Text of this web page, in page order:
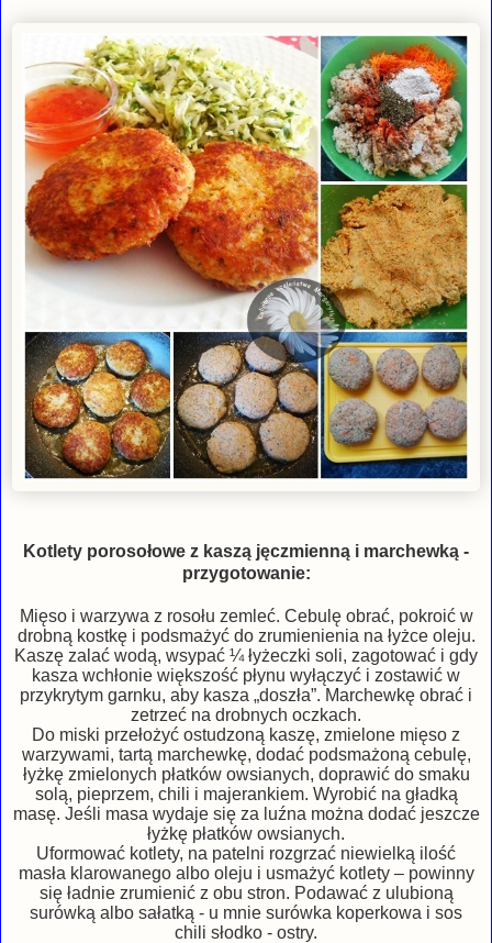
Kotlety porosołowe z kaszą jęczmienną i marchewką -
przygotowanie:
Mięso i warzywa z rosołu zemleć. Cebulę obrać, pokroić w
drobną kostkę i podsmażyć do zrumienienia na łyżce oleju.
Kaszę zalać wodą, wsypać ¼ łyżeczki soli, zagotować i gdy
kasza wchłonie większość płynu wyłączyć i zostawić w
przykrytym garnku, aby kasza „doszła”. Marchewkę obrać i
zetrzeć na drobnych oczkach.
Do miski przełożyć ostudzoną kaszę, zmielone mięso z
warzywami, tartą marchewkę, dodać podsmażoną cebulę,
łyżkę zmielonych płatków owsianych, doprawić do smaku
solą, pieprzem, chili i majerankiem. Wyrobić na gładką
masę. Jeśli masa wydaje się za luźna można dodać jeszcze
łyżkę płatków owsianych.
Uformować kotlety, na patelni rozgrzać niewielką ilość
masła klarowanego albo oleju i usmażyć kotlety – powinny
się ładnie zrumienić z obu stron. Podawać z ulubioną
surówką albo sałatką - u mnie surówka koperkowa i sos
chili słodko - ostry.